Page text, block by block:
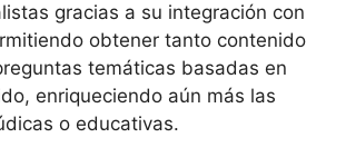
gracias a su integración con
obtener tanto contenido
temáticas basadas en
enriqueciendo aún más las
o educativas.